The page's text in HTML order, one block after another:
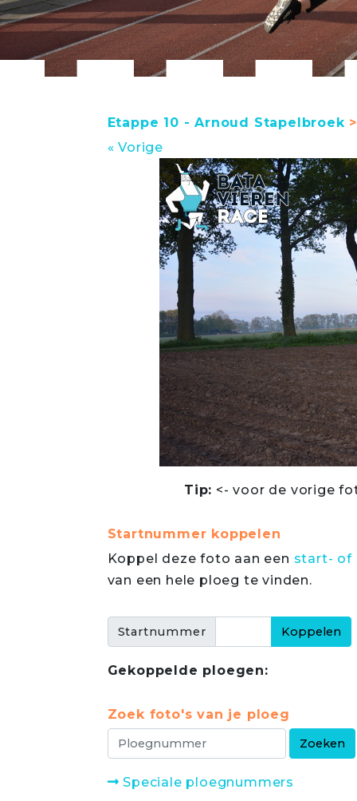
Etappe 10 - Arnoud Stapelbroek>
« Vorige
Tip: <- voor de vorige
Startnummer koppelen
Koppel deze foto aan een start- of
van een hele ploeg te vinden.
Startnummer
Gekoppelde ploegen:
Zoek foto's van je ploeg
Speciale ploegnummers